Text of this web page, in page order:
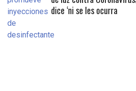
dice ‘ni se les ocurra